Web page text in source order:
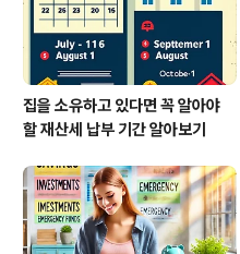
집을 소유하고 있다면 꼭 알아야
할 재산세 납부 기간 알아보기